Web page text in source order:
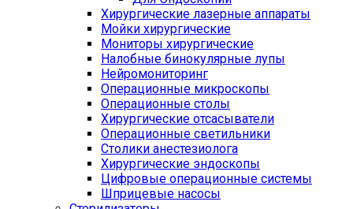
Хирургические лазерные аппараты
Мойки хирургические
Мониторы хирургические
Налобные бинокулярные лупы
Нейромониторинг
Операционные микроскопы
Операционные столы
Хирургические отсасыватели
Операционные светильники
Столики анестезиолога
Хирургические эндоскопы
Цифровые операционные системы
Шприцевые насосы